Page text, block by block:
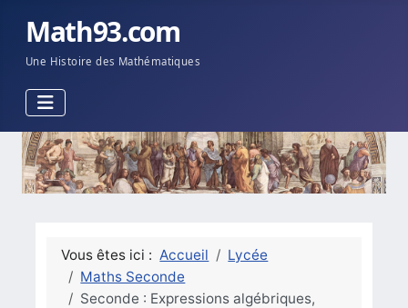
Math93.com
Une Histoire des Mathématiques
Vous êtes ici : Accueil
Lycée
Maths Seconde
Seconde : Expressions algébriques,